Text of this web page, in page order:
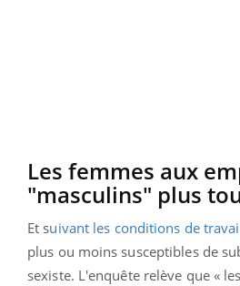
Les femmes aux
"masculins" plus
Et suivant les conditions de
plus ou moins susceptibles de
sexiste. L'enquête relève que «